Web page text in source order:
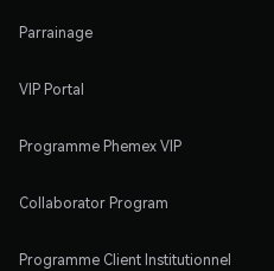
Parrainage
VIP Portal
Programme Phemex VIP
Collaborator Program
Programme Client Institutionnel